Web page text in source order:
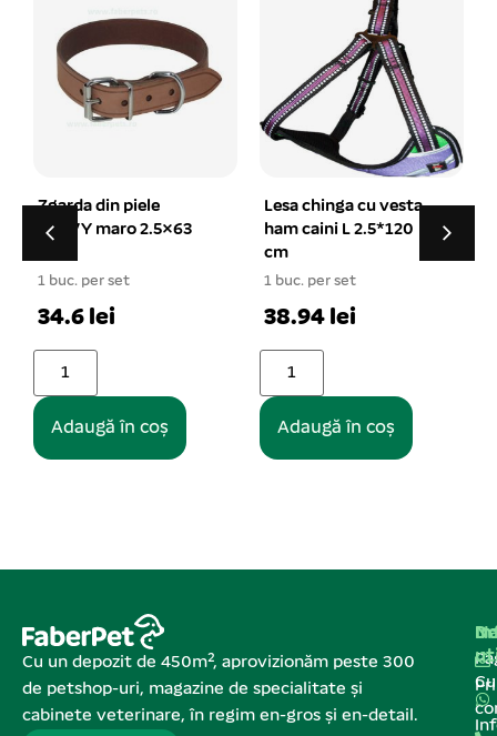
Lesa chinga cu vesta
ham caini L 2.5*120
1 buc. per set
38.94 lei
Adaugă în coș
Castron inox si plastic
simplu 0.2 l
1 buc. per set
19.24 lei
Cu un depozit de 450m², aprovizionăm peste 300
de petshop-uri, magazine de specialitate și
cabinete veterinare, în regim en-gros și en-detail.